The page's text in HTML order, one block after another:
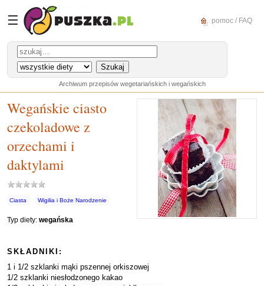
☰ pomoc / FAQ
Archiwum przepisów wegetariańskich i wegańskich
Wegańskie ciasto
czekoladowe z
orzechami i
daktylami
Ciasta Wigilia i Boże Narodzenie
Typ diety: wegańska
SKŁADNIKI:
1 i 1/2 szklanki mąki pszennej orkiszowej
1/2 szklanki niesłodzonego kakao